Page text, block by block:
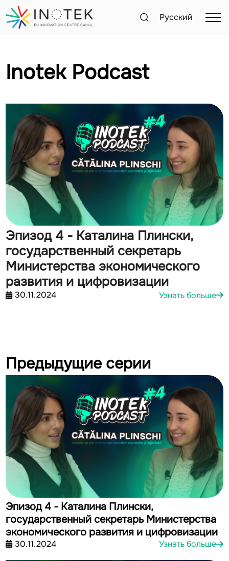
Русский
Inotek Podcast
Эпизод 4 - Каталина Плински,
государственный секретарь
Министерства экономического
развития и цифровизации
30.11.2024 Узнать больше
Предыдущие серии
Эпизод 4 - Каталина Плински,
государственный секретарь Министерства
экономического развития и цифровизации
30.11.2024 Узнать больше